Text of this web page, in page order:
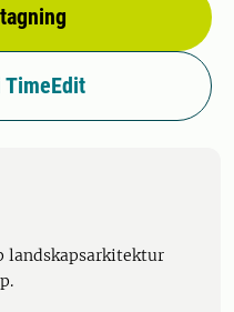
TimeEdit
landskapsarkitektur